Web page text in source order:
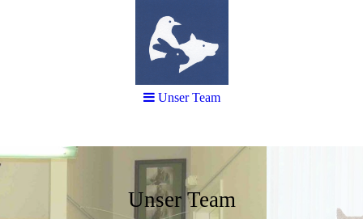
Unser Team
Unser Team